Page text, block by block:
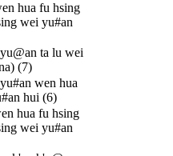
hua fu hsing
wei yu#an
ta lu wei
(7)
wen hua
hui (6)
hua fu hsing
wei yu#an